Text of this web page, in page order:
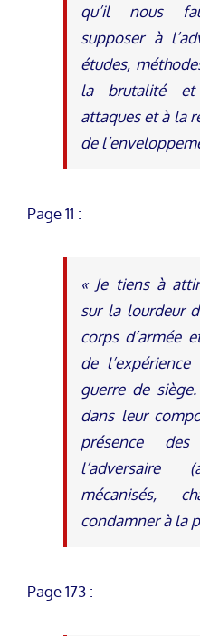
qu’il nous
supposer à
études,
la brutalité
attaques et à la
de
Page 11 :
« Je tiens à
sur la lourdeur
corps d’armée
de
guerre de
dans leur
présence
l’adversaire
mécanisés,
condamner à la
Page 173 :